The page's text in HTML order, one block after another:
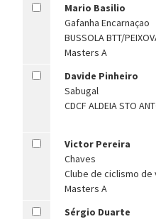
Mario Basilio
Gafanha Encarnaçao
BUSSOLA BTT/
Masters A
Davide Pinheiro
Sabugal
CDCF ALDEIA STO
Victor Pereira
Chaves
Clube de ciclismo de
Masters A
Sérgio Duarte